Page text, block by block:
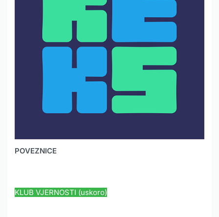
POVEZNICE
KLUB VJERNOSTI (uskoro)